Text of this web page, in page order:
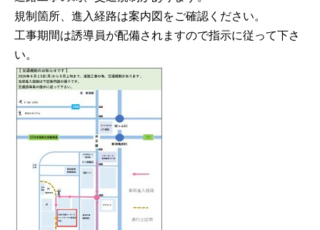
規制箇所、進入経路は案内図をご確認ください。
工事期間は誘導員が配備されますので指示に従って下さ
い。